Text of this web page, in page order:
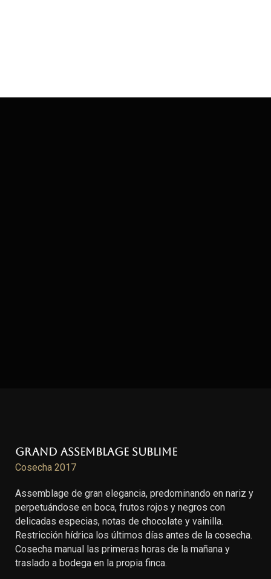
Grand Assemblage Sublime
Cosecha 2017
Assemblage de gran elegancia, predominando en nariz y
perpetuándose en boca, frutos rojos y negros con
delicadas especias, notas de chocolate y vainilla.
Restricción hídrica los últimos días antes de la cosecha.
Cosecha manual las primeras horas de la mañana y
traslado a bodega en la propia finca.